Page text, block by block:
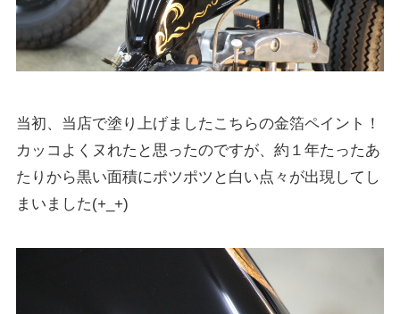
当初、当店で塗り上げましたこちらの金箔ペイント！
カッコよくヌれたと思ったのですが、約１年たったあ
たりから黒い面積にポツポツと白い点々が出現してし
まいました(+_+)